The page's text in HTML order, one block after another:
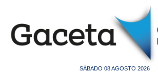
SÁBADO 08 AGOSTO 2026